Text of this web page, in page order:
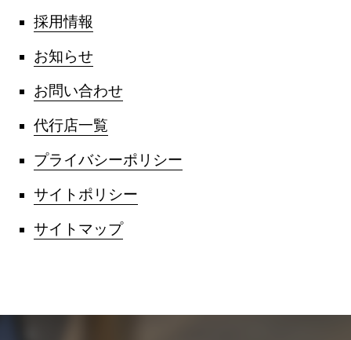
採用情報
お知らせ
お問い合わせ
代行店一覧
プライバシーポリシー
サイトポリシー
サイトマップ